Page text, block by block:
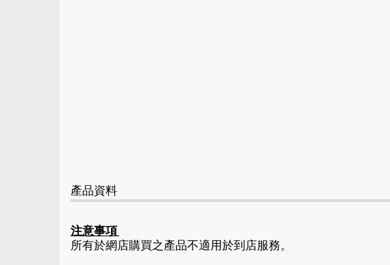
產品資料
注意事項
所有於網店購買之產品不適用於到店服務。